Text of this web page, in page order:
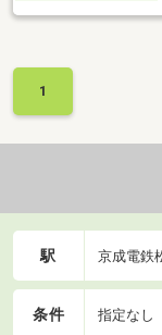
1
駅 京成電鉄
条件 指定なし